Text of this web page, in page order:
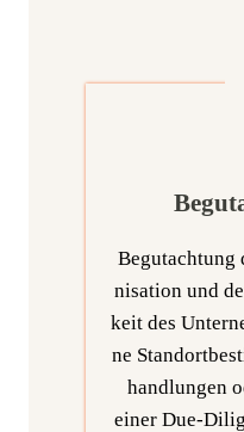
Begut­ach­tung
ni­sa­ti­on und
keit des
ne
hand­lun­gen
einer Due-